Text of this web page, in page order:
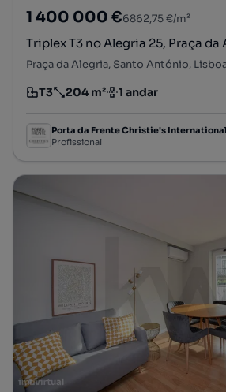
1 400 000 €6862,75 €/m²
Triplex T3 no Alegria 25, Praça da
Praça da Alegria, Santo António,
Tipologia
T3
Preço por metro quadrado
204 m²
Andar 1 andar
Porta da Frente Christie's
Profissional